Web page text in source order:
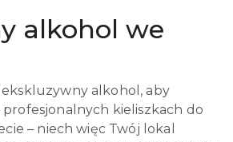
alkohol we
alkohol, aby
kieliszkach do
– niech więc Twój lokal